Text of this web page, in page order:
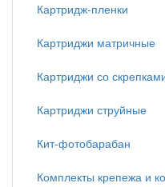
Картридж-пленки
Картриджи матричные
Картриджи со
Картриджи струйные
Кит-фотобарабан
Комплекты крепежа и